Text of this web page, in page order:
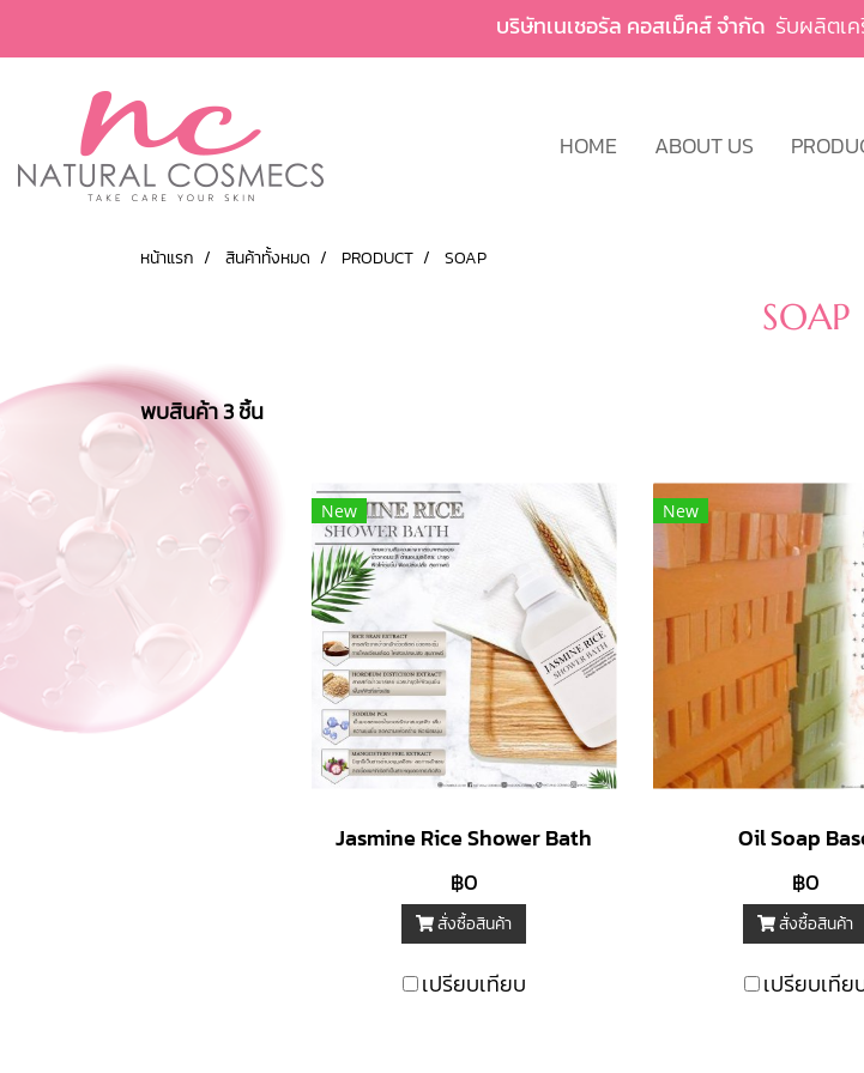
บริษัทเนเชอรัล คอสเม็คส์ จำกัด รับผลิตเ
HOME ABOUT US
หน้าแรก สินค้าทั้งหมด PRODUCT SOAP
SOAP
พบสินค้า 3 ชิ้น
New
Jasmine Rice Shower Bath
฿0
สั่งซื้อสินค้า
เปรียบเทียบ
New
Oil Soap
฿0
สั่งซื้อสินค้า
เปรียบเทีย